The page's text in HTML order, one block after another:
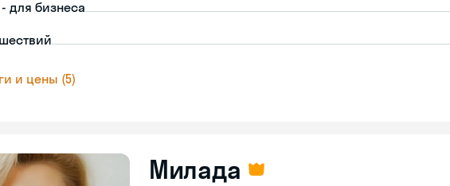
для бизнеса
и цены (5)
Милада